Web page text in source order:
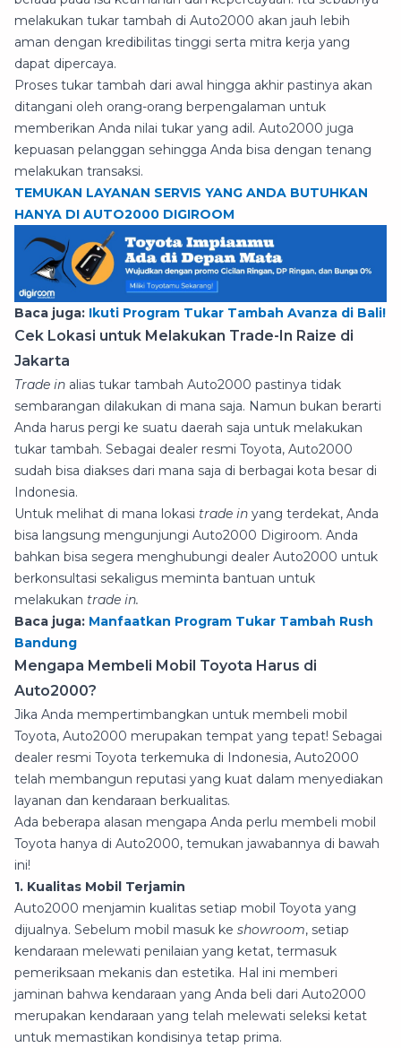
melakukan tukar tambah di Auto2000 akan jauh lebih
aman dengan kredibilitas tinggi serta mitra kerja yang
dapat dipercaya.
Proses tukar tambah dari awal hingga akhir pastinya akan
ditangani oleh orang-orang berpengalaman untuk
memberikan Anda nilai tukar yang adil. Auto2000 juga
kepuasan pelanggan sehingga Anda bisa dengan tenang
melakukan transaksi.
TEMUKAN LAYANAN SERVIS YANG ANDA BUTUHKAN
HANYA DI AUTO2000 DIGIROOM
Baca juga: Ikuti Program Tukar Tambah Avanza di Bali!
Cek Lokasi untuk Melakukan Trade-In Raize di
Jakarta
Trade in alias tukar tambah Auto2000 pastinya tidak
sembarangan dilakukan di mana saja. Namun bukan berarti
Anda harus pergi ke suatu daerah saja untuk melakukan
tukar tambah. Sebagai dealer resmi Toyota, Auto2000
sudah bisa diakses dari mana saja di berbagai kota besar di
Indonesia.
Untuk melihat di mana lokasi trade in yang terdekat, Anda
bisa langsung mengunjungi Auto2000 Digiroom. Anda
bahkan bisa segera menghubungi dealer Auto2000 untuk
berkonsultasi sekaligus meminta bantuan untuk
melakukan trade in.
Baca juga: Manfaatkan Program Tukar Tambah Rush
Bandung
Mengapa Membeli Mobil Toyota Harus di
Auto2000?
Jika Anda mempertimbangkan untuk membeli mobil
Toyota, Auto2000 merupakan tempat yang tepat! Sebagai
dealer resmi Toyota terkemuka di Indonesia, Auto2000
telah membangun reputasi yang kuat dalam menyediakan
layanan dan kendaraan berkualitas.
Ada beberapa alasan mengapa Anda perlu membeli mobil
Toyota hanya di Auto2000, temukan jawabannya di bawah
ini!
1. Kualitas Mobil Terjamin
Auto2000 menjamin kualitas setiap mobil Toyota yang
dijualnya. Sebelum mobil masuk ke showroom, setiap
kendaraan melewati penilaian yang ketat, termasuk
pemeriksaan mekanis dan estetika. Hal ini memberi
jaminan bahwa kendaraan yang Anda beli dari Auto2000
merupakan kendaraan yang telah melewati seleksi ketat
untuk memastikan kondisinya tetap prima.